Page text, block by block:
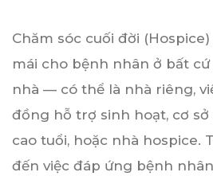
Chăm sóc cuối đời
mái cho bệnh nhân ở bất
nhà — có thể là nhà riêng,
đồng hỗ trợ sinh hoạt, cơ
cao tuổi, hoặc nhà hospice.
đến việc đáp ứng bệnh